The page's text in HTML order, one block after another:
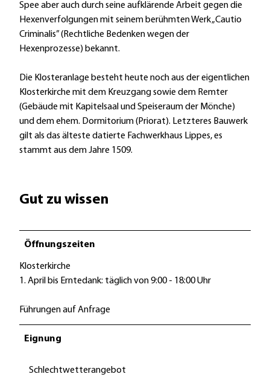
Spee aber auch durch seine aufklärende Arbeit gegen die
Hexenverfolgungen mit seinem berühmten Werk „Cautio
Criminalis” (Rechtliche Bedenken wegen der
Hexenprozesse) bekannt.
Die Klosteranlage besteht heute noch aus der eigentlichen
Klosterkirche mit dem Kreuzgang sowie dem Remter
(Gebäude mit Kapitelsaal und Speiseraum der Mönche)
und dem ehem. Dormitorium (Priorat). Letzteres Bauwerk
gilt als das älteste datierte Fachwerkhaus Lippes, es
stammt aus dem Jahre 1509.
Gut zu wissen
Öffnungszeiten
Klosterkirche
1. April bis Erntedank: täglich von 9:00 - 18:00 Uhr
Führungen auf Anfrage
Eignung
Schlechtwetterangebot